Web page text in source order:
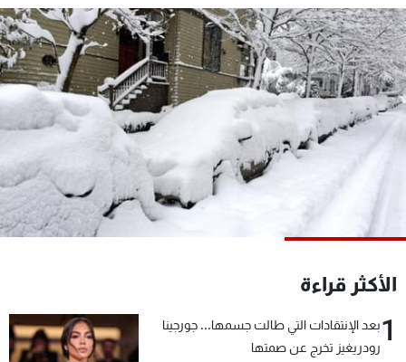
الأكثر قراءة
1بعد الإنتقادات التي طالت جسمها... جورجينا
رودريغيز تخرج عن صمتها
سياسة ناس
إقتصاد فن
منوعات رياضة
كأس العالم
البرامج
جدول البرامج
شاهد البرامج
الترددات
عن MTV